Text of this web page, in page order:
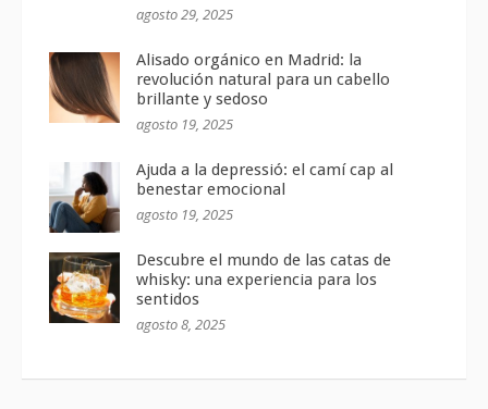
agosto 29, 2025
Alisado orgánico en Madrid: la
revolución natural para un cabello
brillante y sedoso
agosto 19, 2025
Ajuda a la depressió: el camí cap al
benestar emocional
agosto 19, 2025
Descubre el mundo de las catas de
whisky: una experiencia para los
sentidos
agosto 8, 2025